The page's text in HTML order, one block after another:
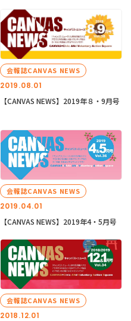
2019.08.01
会報誌CANVAS NEWS
【CANVAS NEWS】2019年８・9月号
2019.04.01
会報誌CANVAS NEWS
【CANVAS NEWS】2019年4・5月号
2018.12.01
会報誌CANVAS NEWS